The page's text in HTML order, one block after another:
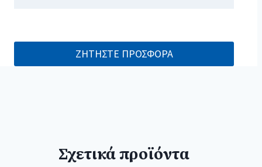
ΖΗΤΗΣΤΕ ΠΡΟΣΦΟΡΑ
Σχετικά προϊόντα